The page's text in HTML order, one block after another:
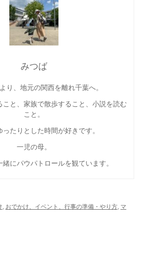
みつば
り、地元の関西を離れ千葉へ。
こと、家族で散歩すること、小説を読む
こと。
たりとした時間が好きです。
一児の母。
にパウパトロールを観ています。
おでかけ、イベント、行事の準備・やり方 マ